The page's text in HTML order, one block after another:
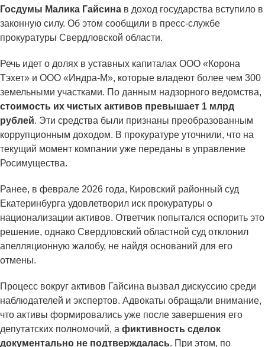
Госдумы Малика Гайсина в доход государства вступило в
законную силу. Об этом сообщили в пресс-службе
прокуратуры Свердловской области.
Речь идет о долях в уставных капиталах ООО «Корона
Тэхет» и ООО «Индра-М», которые владеют более чем 300
земельными участками. По данным надзорного ведомства,
стоимость их чистых активов превышает 1 млрд
рублей. Эти средства были признаны преобразованным
коррупционным доходом. В прокуратуре уточнили, что на
текущий момент компании уже переданы в управление
Росимущества.
Ранее, в феврале 2026 года, Кировский районный суд
Екатеринбурга удовлетворил иск прокуратуры о
национализации активов. Ответчик попытался оспорить это
решение, однако Свердловский областной суд отклонил
апелляционную жалобу, не найдя оснований для его
отмены.
Процесс вокруг активов Гайсина вызвал дискуссию среди
наблюдателей и экспертов. Адвокаты обращали внимание,
что активы формировались уже после завершения его
депутатских полномочий, а фиктивность сделок
документально не подтверждалась. При этом, по